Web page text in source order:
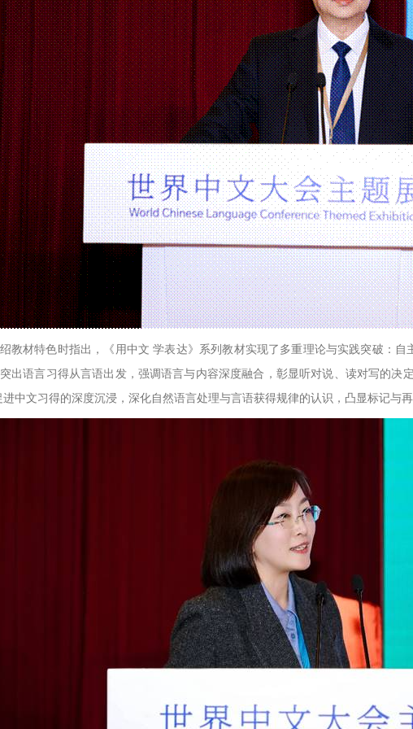
教材特色时指出，《用中文 学表达》系列教材实现了多重理论与实践突破：自
出语言习得从言语出发，强调语言与内容深度融合，彰显听对说、读对写的决
进中文习得的深度沉浸，深化自然语言处理与言语获得规律的认识，凸显标记与